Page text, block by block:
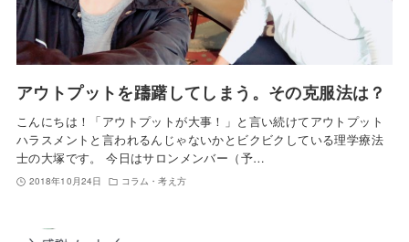
アウトプットを躊躇してしまう。その克服法は？
こんにちは！「アウトプットが大事！」と言い続けてアウトプット
ハラスメントと言われるんじゃないかとビクビクしている理学療法
士の大塚です。 今日はサロンメンバー（予…
2018年10月24日 コラム・考え方